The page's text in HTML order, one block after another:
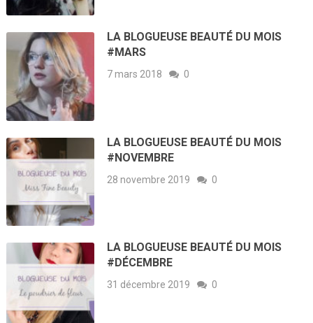
LA BLOGUEUSE BEAUTÉ DU MOIS
#MARS
7 mars 2018 0
LA BLOGUEUSE BEAUTÉ DU MOIS
#NOVEMBRE
28 novembre 2019 0
LA BLOGUEUSE BEAUTÉ DU MOIS
#DÉCEMBRE
31 décembre 2019 0